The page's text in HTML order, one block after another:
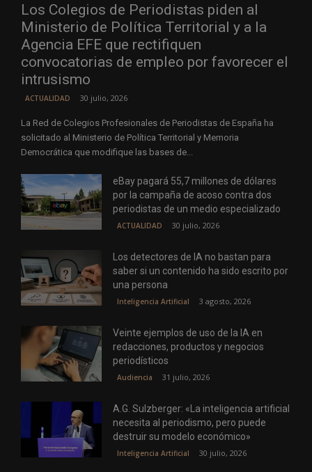
Los Colegios de Periodistas piden al
Ministerio de Política Territorial y a la
Agencia EFE que rectifiquen
convocatorias de empleo por favorecer el
intrusismo
ACTUALIDAD 30 julio, 2026
La Red de Colegios Profesionales de Periodistas de España ha
solicitado al Ministerio de Política Territorial y Memoria
Democrática que modifique las bases de...
eBay pagará 55,7 millones de dólares
por la campaña de acoso contra dos
periodistas de un medio especializado
ACTUALIDAD 30 julio, 2026
Los detectores de IA no bastan para
saber si un contenido ha sido escrito por
una persona
Inteligencia Artificial 3 agosto, 2026
Veinte ejemplos de uso de la IA en
redacciones, productos y negocios
periodísticos
Audiencia 31 julio, 2026
A.G. Sulzberger: «La inteligencia artificial
necesita al periodismo, pero puede
destruir su modelo económico»
Inteligencia Artificial 30 julio, 2026